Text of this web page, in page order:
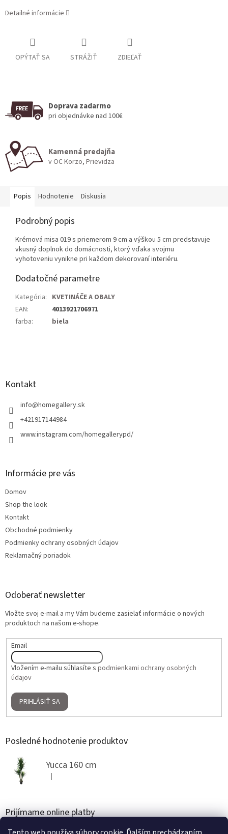
Detailné informácie
OPÝTAŤ SA STRÁŽIŤ ZDIEĽAŤ
Doprava zadarmo
pri objednávke nad 100€
Kamenná predajňa
v OC Korzo, Prievidza
Popis Hodnotenie Diskusia
Podrobný popis
Krémová misa 019 s priemerom 9 cm a výškou 5 cm predstavuje
vkusný doplnok do domácnosti, ktorý vďaka svojmu
vyhotoveniu vynikne pri každom dekorovaní interiéru.
Dodatočné parametre
Kategória: KVETINÁČE A OBALY
EAN:
4013921706971
farba: biela
Kontakt
info@homegallery.sk
+421917144984
www.instagram.com/homegallerypd/
Informácie pre vás
Domov
Shop the look
Kontakt
Obchodné podmienky
Podmienky ochrany osobných údajov
Reklamačný poriadok
Odoberať newsletter
Vložte svoj e-mail a my Vám budeme zasielať informácie o nových
produktoch na našom e-shope.
Email
Vložením e-mailu súhlasíte s podmienkami ochrany osobných
údajov
PRIHLÁSIŤ SA
Posledné hodnotenie produktov
Yucca 160 cm
Hodnotenie produktu je 5 z 5 hviezdičiek.
|
Prijímame online platby